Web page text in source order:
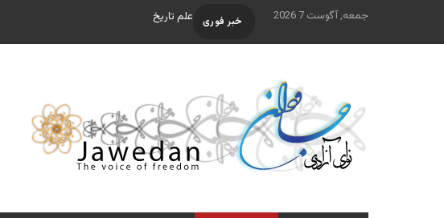
جمعه, آگوست 7 2026 خبر فوری علم تاریخ